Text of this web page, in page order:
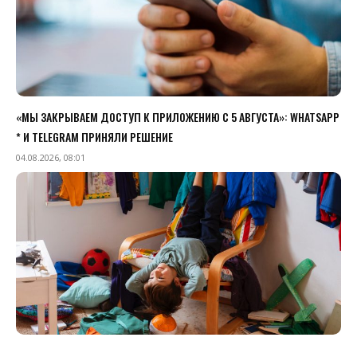
«МЫ ЗАКРЫВАЕМ ДОСТУП К ПРИЛОЖЕНИЮ C 5 АВГУСТА»: WHATSAPP
* И TELEGRAM ПРИНЯЛИ РЕШЕНИЕ
04.08.2026, 08:01